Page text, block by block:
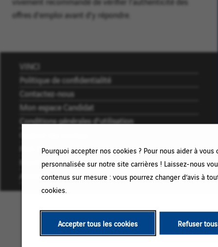
Pourquoi accepter nos cookies ? Pour nous aider à
personnalisée sur notre site carrières ! Laissez-nous
contenus sur mesure : vous pourrez changer d’avis à
cookies.
Accepter tous les cookies Refuser
offres d’emploi avant d’y répondre.
VINCI
Politique de confidentialité
Contactez-nous
Mon espace Candidat
Conditions générales d’utilisation
Plan du site
Mentions légales
Accessibilité